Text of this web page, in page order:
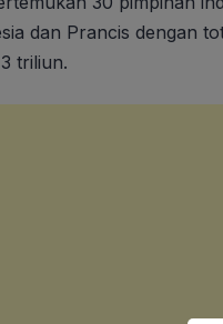
dan Prancis dengan
triliun.